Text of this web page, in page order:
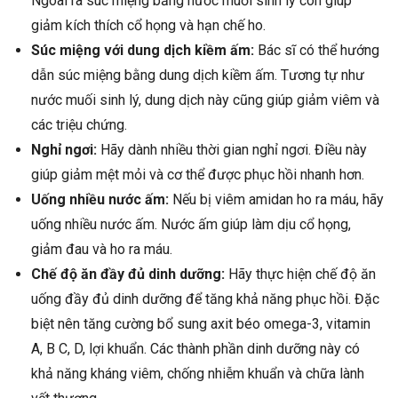
giảm kích thích cổ họng và hạn chế ho.
Súc miệng với dung dịch kiềm ấm: Bác sĩ có thể hướng
dẫn súc miệng bằng dung dịch kiềm ấm. Tương tự như
nước muối sinh lý, dung dịch này cũng giúp giảm viêm và
các triệu chứng.
Nghỉ ngơi: Hãy dành nhiều thời gian nghỉ ngơi. Điều này
giúp giảm mệt mỏi và cơ thể được phục hồi nhanh hơn.
Uống nhiều nước ấm: Nếu bị viêm amidan ho ra máu, hãy
uống nhiều nước ấm. Nước ấm giúp làm dịu cổ họng,
giảm đau và ho ra máu.
Chế độ ăn đầy đủ dinh dưỡng: Hãy thực hiện chế độ ăn
uống đầy đủ dinh dưỡng để tăng khả năng phục hồi. Đặc
biệt nên tăng cường bổ sung axit béo omega-3, vitamin
A, B C, D, lợi khuẩn. Các thành phần dinh dưỡng này có
khả năng kháng viêm, chống nhiễm khuẩn và chữa lành